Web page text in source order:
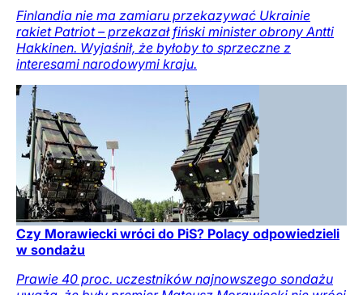
Finlandia nie ma zamiaru przekazywać Ukrainie
rakiet Patriot – przekazał fiński minister obrony Antti
Hakkinen. Wyjaśnił, że byłoby to sprzeczne z
interesami narodowymi kraju.
Czy Morawiecki wróci do PiS? Polacy odpowiedzieli
w sondażu
Prawie 40 proc. uczestników najnowszego sondażu